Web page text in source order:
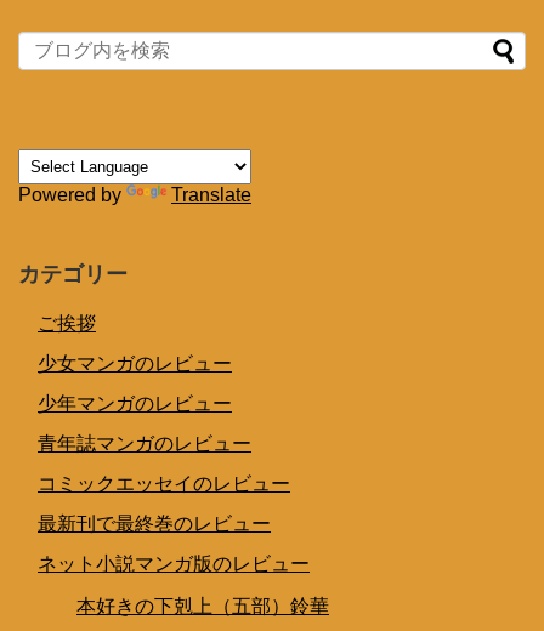
Powered by Translate
カテゴリー
ご挨拶
少女マンガのレビュー
少年マンガのレビュー
青年誌マンガのレビュー
コミックエッセイのレビュー
最新刊で最終巻のレビュー
ネット小説マンガ版のレビュー
本好きの下剋上（五部）鈴華